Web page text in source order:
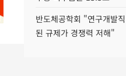
반도체공학회 "연구개발
된 규제가 경쟁력 저해"